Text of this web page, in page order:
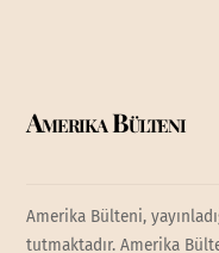
Amerika Bülteni
Amerika Bülteni,
tutmaktadır. Amerika